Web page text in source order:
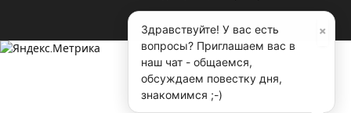
×
Здравствуйте! У вас есть
вопросы? Приглашаем вас в
наш чат - общаемся,
обсуждаем повестку дня,
знакомимся ;-)